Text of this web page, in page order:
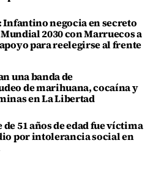
Infantino negocia en secreto
2030 con Marruecos a
para reelegirse al frente
una banda de
de marihuana, cocaína y
en La Libertad
51 años de edad fue víctima
por intolerancia social en